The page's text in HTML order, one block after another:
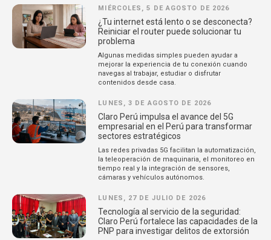
MIÉRCOLES, 5 DE AGOSTO DE 2026
¿Tu internet está lento o se desconecta?
Reiniciar el router puede solucionar tu
problema
Algunas medidas simples pueden ayudar a
mejorar la experiencia de tu conexión cuando
navegas al trabajar, estudiar o disfrutar
contenidos desde casa.
LUNES, 3 DE AGOSTO DE 2026
Claro Perú impulsa el avance del 5G
empresarial en el Perú para transformar
sectores estratégicos
Las redes privadas 5G facilitan la automatización,
la teleoperación de maquinaria, el monitoreo en
tiempo real y la integración de sensores,
cámaras y vehículos autónomos.
LUNES, 27 DE JULIO DE 2026
Tecnología al servicio de la seguridad:
Claro Perú fortalece las capacidades de la
PNP para investigar delitos de extorsión